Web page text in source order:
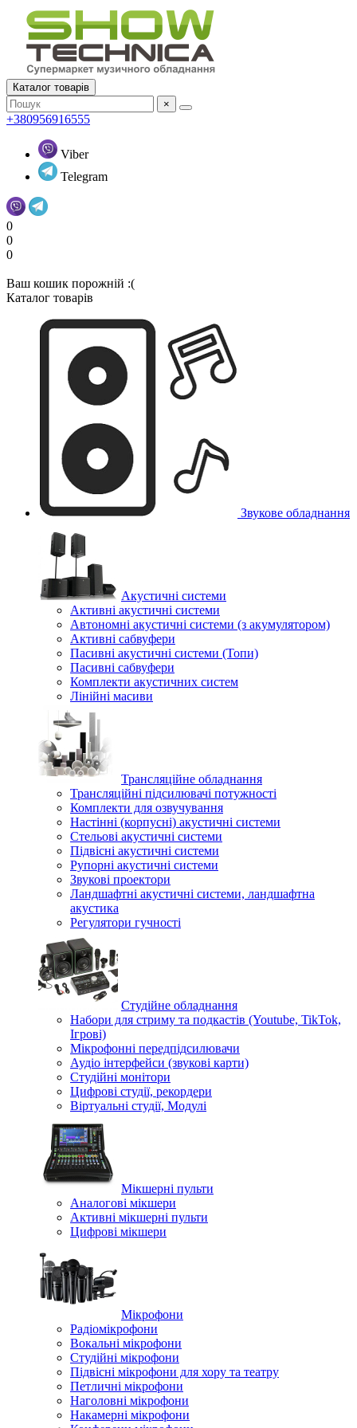
Каталог товарів
×
+380956916555
Viber
Telegram
0
0
0
Ваш кошик порожній :(
Каталог товарів
Звукове обладнання
Акустичні системи
Активні акустичні системи
Автономні акустичні системи (з акумулятором)
Активні сабвуфери
Пасивні акустичні системи (Топи)
Пасивні сабвуфери
Комплекти акустичних систем
Лінійні масиви
Трансляційне обладнання
Трансляційні підсилювачі потужності
Комплекти для озвучування
Настінні (корпусні) акустичні системи
Стельові акустичні системи
Підвісні акустичні системи
Рупорні акустичні системи
Звукові проектори
Ландшафтні акустичні системи, ландшафтна
акустика
Регулятори гучності
Студійне обладнання
Набори для стриму та подкастів (Youtube, TikTok,
Ігрові)
Мікрофонні передпідсилювачи
Аудіо інтерфейси (звукові карти)
Студійні монітори
Цифрові студії, рекордери
Віртуальні студії, Модулі
Мікшерні пульти
Аналогові мікшери
Активні мікшерні пульти
Цифрові мікшери
Мікрофони
Радіомікрофони
Вокальні мікрофони
Студійні мікрофони
Підвісні мікрофони для хору та театру
Петличні мікрофони
Наголовні мікрофони
Накамерні мікрофони